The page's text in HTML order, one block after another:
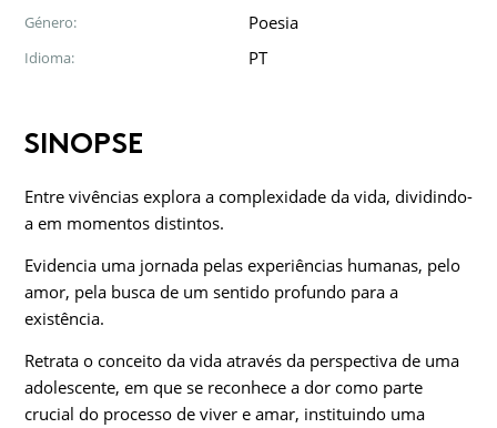
Género: Poesia
Idioma: PT
SINOPSE
Entre vivências explora a complexidade da vida, dividindo-
a em momentos distintos.
Evidencia uma jornada pelas experiências humanas, pelo
amor, pela busca de um sentido profundo para a
existência.
Retrata o conceito da vida através da perspectiva de uma
adolescente, em que se reconhece a dor como parte
crucial do processo de viver e amar, instituindo uma